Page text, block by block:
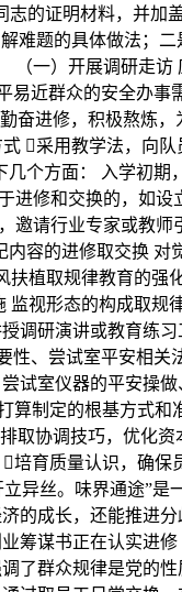
的证明材料，并加
难题的具体做法；
（一）开展调研走访
易近群众的安全办事
奋进修，积极熬炼
采用教学法，向
个方面： 入学初期
进修和交换的，如设
邀请行业专家或教师
容的进修取交换 对
植取规律教育的强
视形态的构成取规
调研演讲或教育练
、尝试室平安相关
试室仪器的平安操
算制定的根基方式和
取协调技巧，优化
培育质量认识，确保
异丝。味界通途”是
的成长，还能推进分
筹谋书正在认实进修
了群众规律是党的